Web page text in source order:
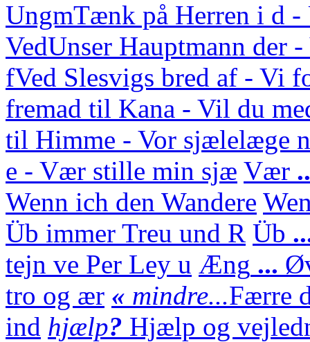
UngmTænk på Herren i d -
VedUnser Hauptmann der
fVed Slesvigs bred af - Vi
fremad til Kana - Vil du
til Himme - Vor sjælelæge
e - Vær stille min sjæ Vær
Wenn ich den Wandere
Üb immer Treu und R Üb
tejn ve Per Ley u Æng ...
tro og ær « mindre...Færre
ind hjælp? Hjælp og